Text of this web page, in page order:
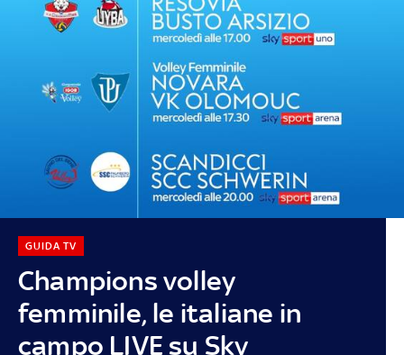
Champions volley
femminile, le italiane in
campo LIVE su Sky
GUIDA TV